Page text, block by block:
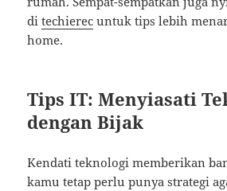
ditechierec untuk tips lebih
home.
Tips IT: Menyiasati
dengan Bijak
Kendati teknologi memberikan
kamu tetap perlu punya strategi